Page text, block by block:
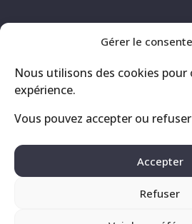
Gérer le
Nous utilisons des cookies
expérience.
Vous pouvez accepter ou
Accepter
Refuser
Contact
Mentions
Politique de